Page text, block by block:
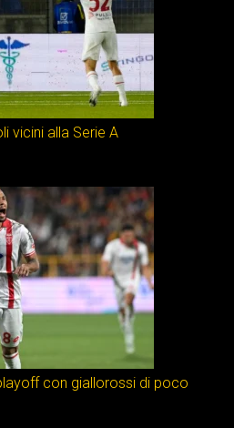
vicini alla Serie A
con giallorossi di poco